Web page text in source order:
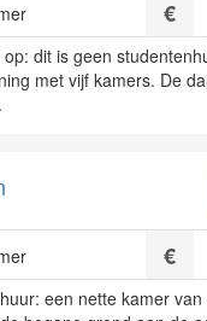
op: dit is geen
met vijf kamers. De
een nette kamer